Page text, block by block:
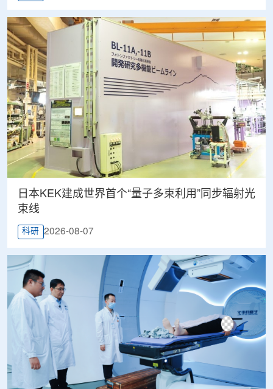
日本KEK建成世界首个“量子多束利用”同步辐射光
束线
科研 2026-08-07